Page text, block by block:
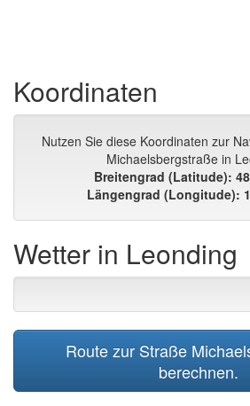
Koordinaten
Nutzen Sie diese Koordinaten zur
Michaelsbergstraße in
Breitengrad (Latitude):
Längengrad (Longitude):
Wetter in Leonding
Route zur Straße
berechnen.